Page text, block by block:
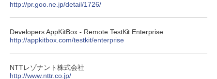
http://pr.goo.ne.jp/detail/1726/
Developers AppKitBox - Remote TestKit Enterprise
http://appkitbox.com/testkit/enterprise
NTTレゾナント株式会社
http://www.nttr.co.jp/